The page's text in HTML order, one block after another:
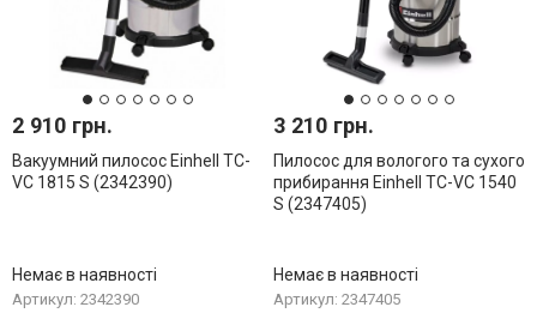
2 910 грн.
Вакуумний пилосос Einhell TC-
VC 1815 S (2342390)
Немає в наявності
Артикул: 2342390
3 210 грн.
Пилосос для вологого та сухого
прибирання Einhell TC-VC 1540
S (2347405)
Немає в наявності
Артикул: 2347405